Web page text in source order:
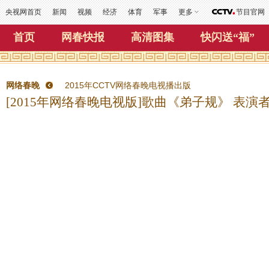
央视网首页 新闻 视频 经济 体育 军事 更多 节目官网
首页 网春快报 高清图集 快闪送“福”
网络春晚 2015年CCTV网络春晚电视播出版
[2015年网络春晚电视版]歌曲《弟子规》 表演